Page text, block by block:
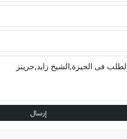
إرسال